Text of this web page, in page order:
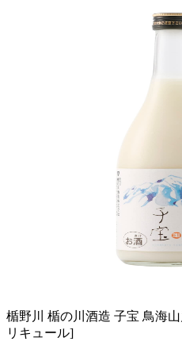
楯野川 楯の川酒造 子宝 鳥海
リキュール]